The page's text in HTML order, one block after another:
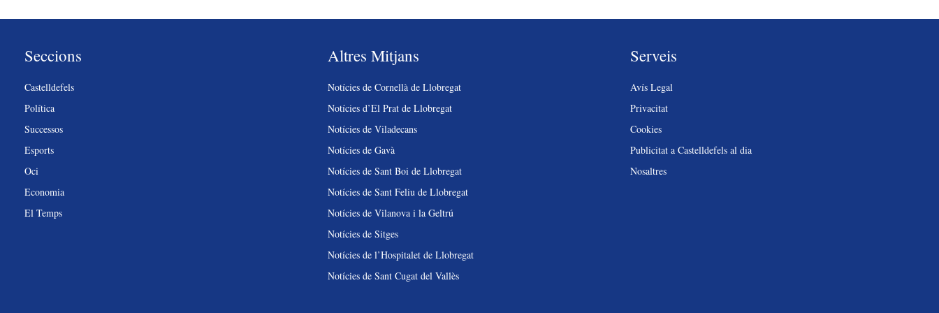
Seccions
Castelldefels
Política
Successos
Esports
Oci
Economia
El Temps
Altres Mitjans
Notícies de Cornellà de Llobregat
Notícies d’El Prat de Llobregat
Notícies de Viladecans
Notícies de Gavà
Notícies de Sant Boi de Llobregat
Notícies de Sant Feliu de Llobregat
Notícies de Vilanova i la Geltrú
Notícies de Sitges
Notícies de l’Hospitalet de Llobregat
Notícies de Sant Cugat del Vallès
Serveis
Avís Legal
Privacitat
Cookies
Publicitat a Castelldefels al dia
Nosaltres